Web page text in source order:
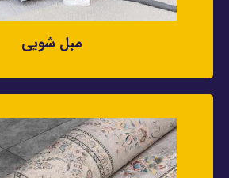
مبل شویی